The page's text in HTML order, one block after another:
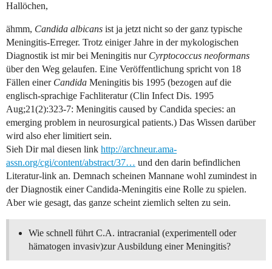
Hallöchen,
ähmm, Candida albicans ist ja jetzt nicht so der ganz typische
Meningitis-Erreger. Trotz einiger Jahre in der mykologischen
Diagnostik ist mir bei Meningitis nur Cyrptococcus neoformans
über den Weg gelaufen. Eine Veröffentlichung spricht von 18
Fällen einer Candida Meningitis bis 1995 (bezogen auf die
englisch-sprachige Fachliteratur (Clin Infect Dis. 1995
Aug;21(2):323-7: Meningitis caused by Candida species: an
emerging problem in neurosurgical patients.) Das Wissen darüber
wird also eher limitiert sein.
Sieh Dir mal diesen link http://archneur.ama-
assn.org/cgi/content/abstract/37… und den darin befindlichen
Literatur-link an. Demnach scheinen Mannane wohl zumindest in
der Diagnostik einer Candida-Meningitis eine Rolle zu spielen.
Aber wie gesagt, das ganze scheint ziemlich selten zu sein.
Wie schnell führt C.A. intracranial (experimentell oder
hämatogen invasiv)zur Ausbildung einer Meningitis?